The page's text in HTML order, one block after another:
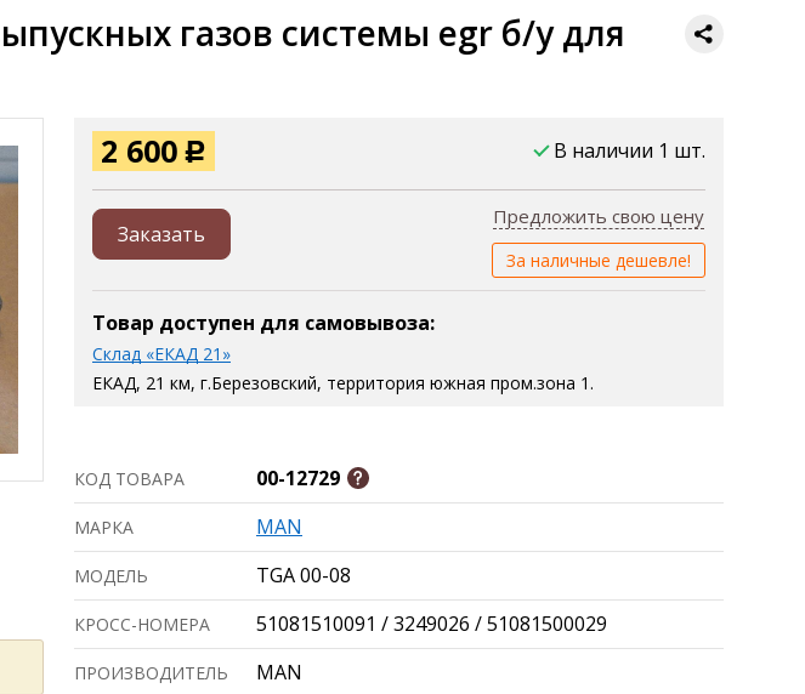
газов системы egr б/у для
2 600 Р В наличии 1 шт.
Заказать
Предложить свою цену
За наличные дешевле!
Товар доступен для самовывоза:
Склад «ЕКАД 21»
ЕКАД, 21 км, г.Березовский, территория южная пром.зона 1.
КОД ТОВАРА 00-12729
МАРКА MAN
МОДЕЛЬ TGA 00-08
КРОСС-НОМЕРА 51081510091 / 3249026 / 51081500029
ПРОИЗВОДИТЕЛЬ MAN